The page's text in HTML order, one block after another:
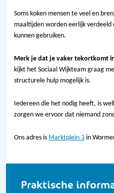
Soms koken mensen te veel en
maaltijden worden eerlijk verdeeld
kunnen gebruiken.
Merk je dat je vaker tekortkomt
kijkt het Sociaal Wijkteam graag
structurele hulp mogelijk is.
Iedereen die het nodig heeft, is
zorgen we ervoor dat niemand
Ons adres is Marktplein 3 in
Praktische